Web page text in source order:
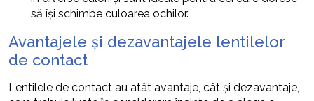
să își schimbe culoarea ochilor.
Avantajele și dezavantajele lentilelor
de contact
Lentilele de contact au atât avantaje, cât și dezavantaje,